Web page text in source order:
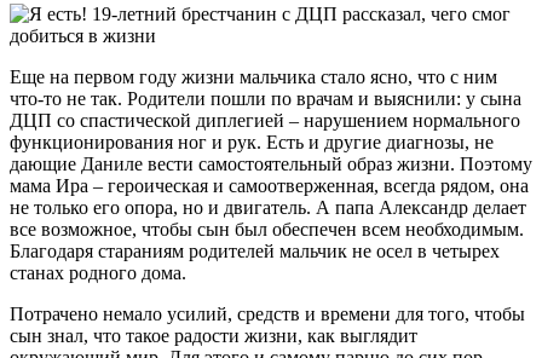
Еще на первом году жизни мальчика стало ясно, что с ним
что-то не так. Родители пошли по врачам и выяснили: у сына
ДЦП со спастической диплегией – нарушением нормального
функционирования ног и рук. Есть и другие диагнозы, не
дающие Даниле вести самостоятельный образ жизни. Поэтому
мама Ира – героическая и самоотверженная, всегда рядом, она
не только его опора, но и двигатель. А папа Александр делает
все возможное, чтобы сын был обеспечен всем необходимым.
Благодаря стараниям родителей мальчик не осел в четырех
станах родного дома.
Потрачено немало усилий, средств и времени для того, чтобы
сын знал, что такое радости жизни, как выглядит